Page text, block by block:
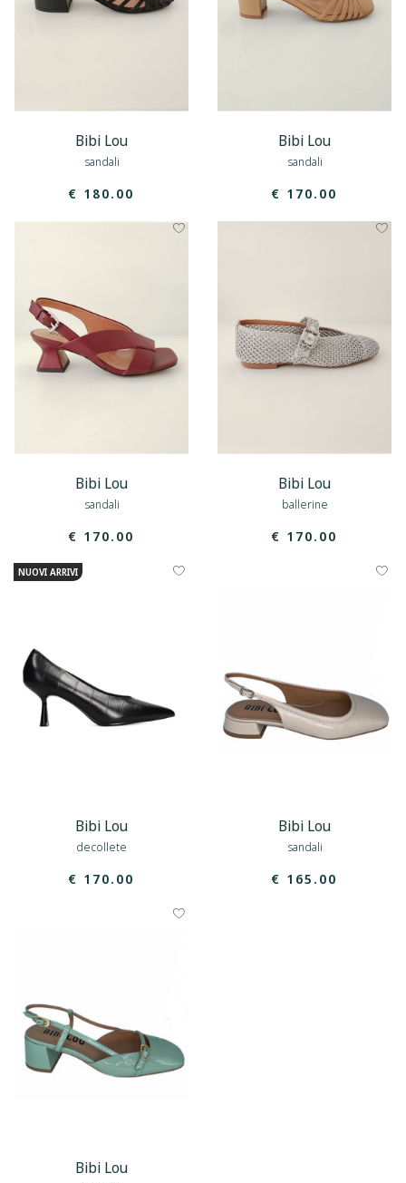
Bibi Lou
sandali
€ 180.00
Bibi Lou
sandali
€ 170.00
Bibi Lou
sandali
€ 170.00
Bibi Lou
ballerine
€ 170.00
NUOVI ARRIVI
Bibi Lou
decollete
€ 170.00
Bibi Lou
sandali
€ 165.00
Bibi Lou